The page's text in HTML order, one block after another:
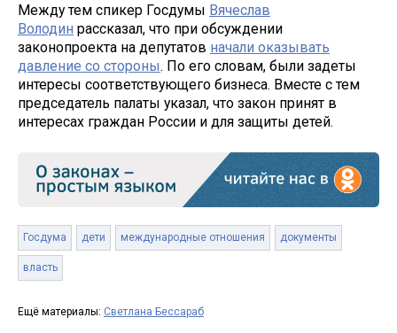
Между тем спикер Госдумы Вячеслав
Володин рассказал, что при обсуждении
законопроекта на депутатов начали оказывать
давление со стороны. По его словам, были задеты
интересы соответствующего бизнеса. Вместе с тем
председатель палаты указал, что закон принят в
интересах граждан России и для защиты детей.
Госдума дети международные отношения документы
власть
Ещё материалы: Светлана Бессараб